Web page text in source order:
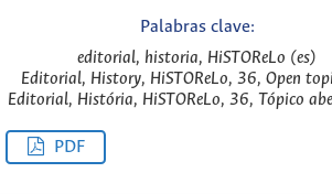
Palabras clave:
editorial, historia, HiSTOReLo (es)
Editorial, History, HiSTOReLo, 36, Open
Editorial, História, HiSTOReLo, 36, Tópico
PDF